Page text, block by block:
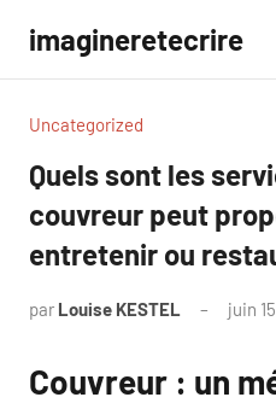
contenu
imagineretecrire
Uncategorized
Quels sont les
couvreur peut
entretenir ou
par Louise KESTEL juin
Couvreur : un